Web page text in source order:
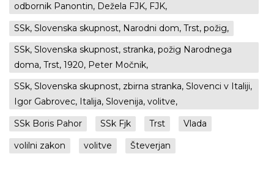
odbornik Panontin, Dežela FJK, FJK,
SSk, Slovenska skupnost, Narodni dom, Trst, požig,
SSk, Slovenska skupnost, stranka, požig Narodnega
doma, Trst, 1920, Peter Močnik,
SSk, Slovenska skupnost, zbirna stranka, Slovenci v Italiji,
Igor Gabrovec, Italija, Slovenija, volitve,
SSk Boris Pahor
SSk Fjk Trst
Vlada
volilni zakon
volitve Števerjan